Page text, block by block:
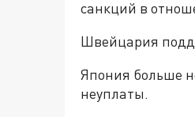
санкций в
Швейцария
Япония больше
неуплаты.